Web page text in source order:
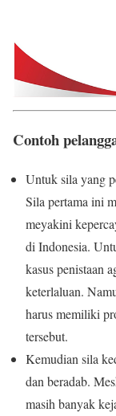
Contoh
Untuk sila yang
Sila pertama ini
meyakini
di Indonesia.
kasus penistaan
keterlaluan.
harus memiliki
tersebut.
Kemudian sila
dan beradab.
masih banyak